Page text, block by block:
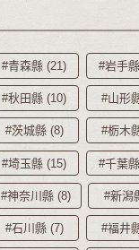
#青森縣 (21) #岩手
#秋田縣 (10) #山形
#茨城縣 (8) #栃木
#埼玉縣 (15) #千葉
#神奈川縣 (8) #新潟
#石川縣 (7) #福井